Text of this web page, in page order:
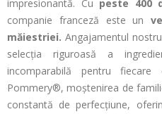
impresionantă. Cu peste 400
companie franceză este un
măiestriei. Angajamentul
selecția riguroasă a
incomparabilă pentru
Pommery®, moștenirea de
constantă de perfecțiune,